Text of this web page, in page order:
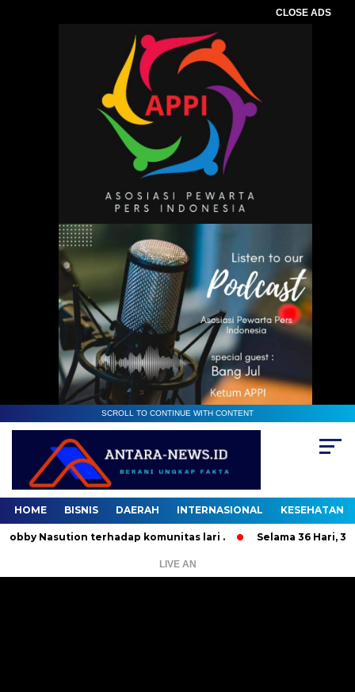
CLOSE ADS
SCROLL TO CONTINUE WITH CONTENT
HOME BISNIS DAERAH INTERNASIONAL KESEHATAN
terhadap komunitas lari . Selama 36 Hari, 37
LIVE AN